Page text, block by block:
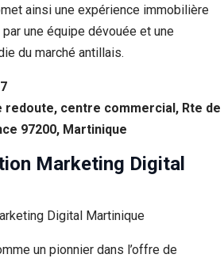
ainsi une expérience immobilière
une équipe dévouée et une
du marché antillais.
redoute, centre commercial, Rte de
97200, Martinique
Marketing Digital
un pionnier dans l’offre de